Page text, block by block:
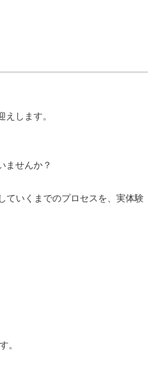
します。
ませんか？
ていくまでのプロセスを、実体験
。